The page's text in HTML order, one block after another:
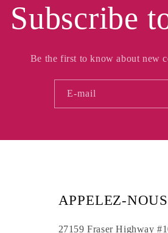
Subscribe
Be the first to know about new
E-mail
APPELEZ-
27159 Fraser Highway